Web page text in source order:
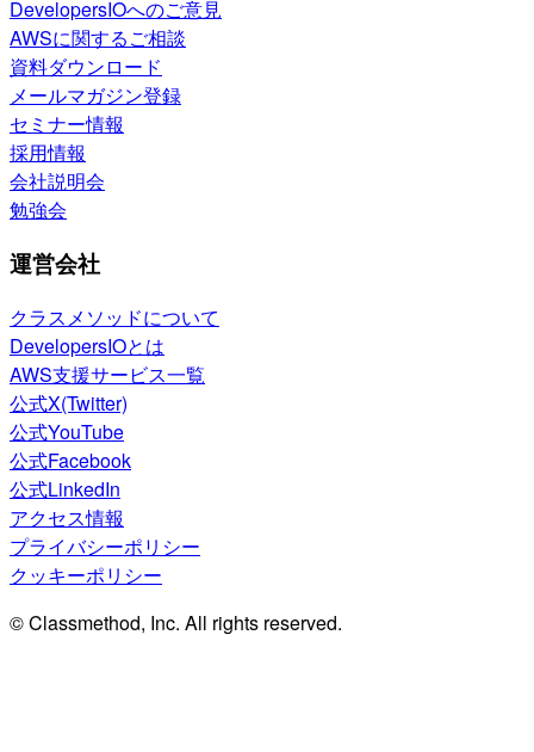
DevelopersIOへのご意見
AWSに関するご相談
資料ダウンロード
メールマガジン登録
セミナー情報
採用情報
会社説明会
勉強会
運営会社
クラスメソッドについて
DevelopersIOとは
AWS支援サービス一覧
公式X(Twitter)
公式YouTube
公式Facebook
公式LinkedIn
アクセス情報
プライバシーポリシー
クッキーポリシー
© Classmethod, Inc. All rights reserved.